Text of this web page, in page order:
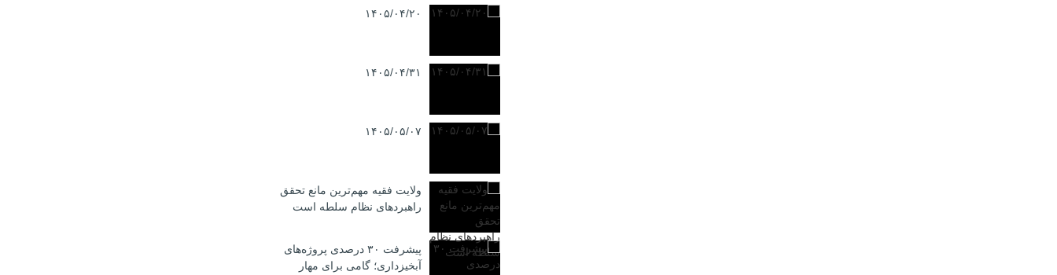
۱۴۰۵/۰۴/۲۰
۱۴۰۵/۰۴/۳۱
۱۴۰۵/۰۵/۰۷
ولایت فقیه مهم‌ترین مانع تحقق
راهبردهای نظام سلطه است
پیشرفت ۳۰ درصدی پروژه‌های
آبخیزداری؛ گامی برای مهار